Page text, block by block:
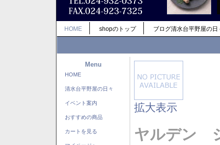
HOME shopのトップ ブログ清水台平野屋の日
Menu
HOME
清水台平野屋の日々
イベント案内
おすすめの商品
カートを見る
拡大表示
ヤルデン